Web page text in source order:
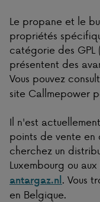
Le propane et le
propriétés
catégorie des
présentent des
Vous pouvez
site Callmepower
Il n'est
points de vente en
cherchez un
Luxembourg ou
antargaz.nl. Vous
en Belgique.